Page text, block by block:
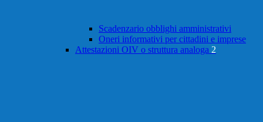
Scadenzario obblighi amministrativi
Oneri informativi per cittadini e imprese
Attestazioni OIV o struttura analoga 2